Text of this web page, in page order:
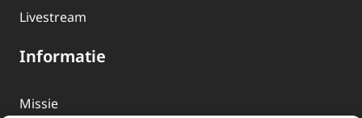
Livestream
Informatie
Missie